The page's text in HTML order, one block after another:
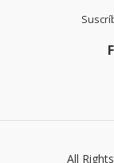
All